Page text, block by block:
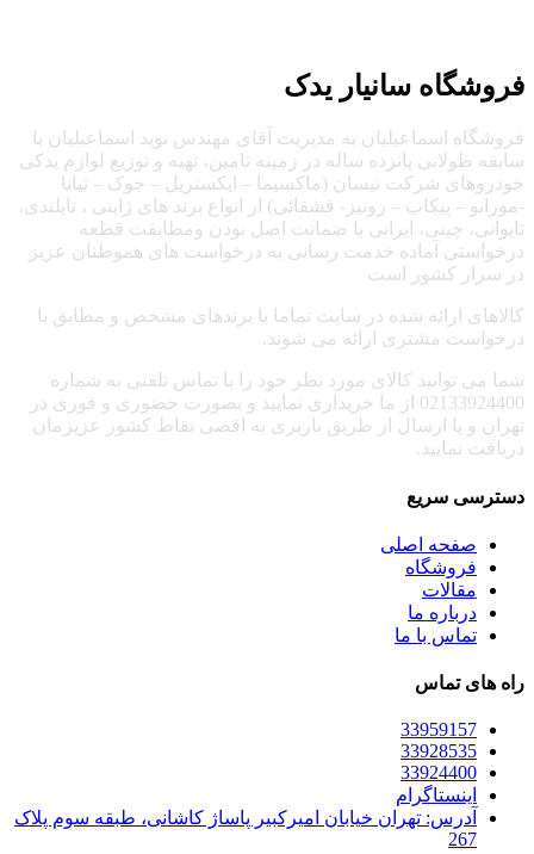
فروشگاه سانیار یدک
فروشگاه اسماعیلیان به مدیریت آقای مهندس نوید اسماعیلیان با
سابقه طولانی پانزده ساله در زمینه تامین، تهیه و توزیع لوازم یدکی
خودروهای شرکت نیسان (ماکسیما – ایکستریل – جوک – تیانا
-مورانو – پیکاپ – رونیز- قشقائی) از انواع برند های ژاپنی ، تایلندی،
تایوانی، چینی، ایرانی با ضمانت اصل بودن ومطابقت قطعه
درخواستی آماده خدمت رسانی به درخواست های هموطنان عزیز
در سرار کشور است
کالاهای ارائه شده در سایت تماما با برندهای مشخص و مطابق با
درخواست مشتری ارائه می شوند.
شما می توانید کالای مورد نظر خود را با تماس تلفنی به شماره
02133924400 از ما خریداری نمایید و بصورت حضوری و فوری در
تهران و یا ارسال از طریق باربری به اقصی نقاط کشور عزیزمان
دریافت نمایید.
دسترسی سریع
صفحه اصلی
فروشگاه
مقالات
درباره ما
تماس با ما
راه های تماس
33959157
33928535
33924400
اینستاگرام
آدرس: تهران خیابان امیرکبیر پاساژ کاشانی، طبقه سوم پلاک
267